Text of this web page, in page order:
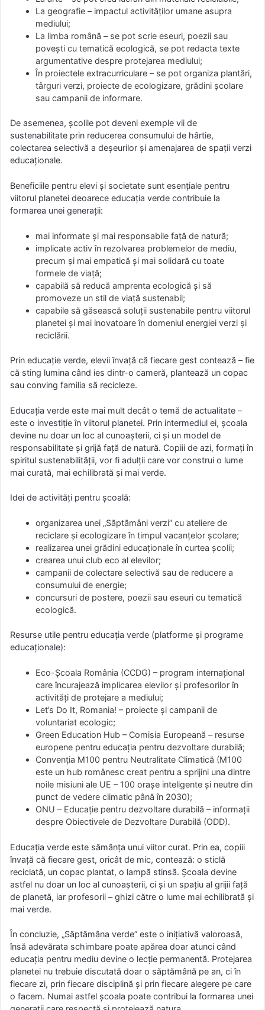
La geografie – impactul activităților umane asupra
mediului;
La limba română – se pot scrie eseuri, poezii sau
povești cu tematică ecologică, se pot redacta texte
argumentative despre protejarea mediului;
În proiectele extracurriculare – se pot organiza plantări,
târguri verzi, proiecte de ecologizare, grădini școlare
sau campanii de informare.
De asemenea, școlile pot deveni exemple vii de
sustenabilitate prin reducerea consumului de hârtie,
colectarea selectivă a deșeurilor și amenajarea de spații verzi
educaționale.
Beneficiile pentru elevi și societate sunt esenţiale pentru
viitorul planetei deoarece educația verde contribuie la
formarea unei generații:
mai informate și mai responsabile față de natură;
implicate activ în rezolvarea problemelor de mediu,
precum şi mai empatică și mai solidară cu toate
formele de viață;
capabilă să reducă amprenta ecologică și să
promoveze un stil de viață sustenabil;
capabile să găsească soluții sustenabile pentru viitorul
planetei şi mai inovatoare în domeniul energiei verzi și
reciclării.
Prin educaţie verde, elevii învață că fiecare gest contează – fie
că sting lumina când ies dintr-o cameră, plantează un copac
sau conving familia să recicleze.
Educația verde este mai mult decât o temă de actualitate –
este o investiție în viitorul planetei. Prin intermediul ei, școala
devine nu doar un loc al cunoașterii, ci și un model de
responsabilitate și grijă față de natură. Copiii de azi, formați în
spiritul sustenabilității, vor fi adulții care vor construi o lume
mai curată, mai echilibrată și mai verde.
Idei de activități pentru școală:
organizarea unei „Săptămâni verzi” cu ateliere de
reciclare și ecologizare în timpul vacanţelor şcolare;
realizarea unei grădini educaționale în curtea școlii;
crearea unui club eco al elevilor;
campanii de colectare selectivă sau de reducere a
consumului de energie;
concursuri de postere, poezii sau eseuri cu tematică
ecologică.
Resurse utile pentru educația verde (platforme și programe
educaționale):
Eco-Școala România (CCDG) – program internațional
care încurajează implicarea elevilor și profesorilor în
activități de protejare a mediului;
Let’s Do It, Romania! – proiecte și campanii de
voluntariat ecologic;
Green Education Hub – Comisia Europeană – resurse
europene pentru educația pentru dezvoltare durabilă;
Convenția M100 pentru Neutralitate Climatică (M100
este un hub românesc creat pentru a sprijini una dintre
noile misiuni ale UE – 100 orașe inteligente și neutre din
punct de vedere climatic până în 2030);
ONU – Educație pentru dezvoltare durabilă – informații
despre Obiectivele de Dezvoltare Durabilă (ODD).
Educația verde este sămânța unui viitor curat. Prin ea, copiii
învață că fiecare gest, oricât de mic, contează: o sticlă
reciclată, un copac plantat, o lampă stinsă. Școala devine
astfel nu doar un loc al cunoașterii, ci și un spațiu al grijii față
de planetă, iar profesorii – ghizi către o lume mai echilibrată și
mai verde.
În concluzie, „Săptămâna verde” este o inițiativă valoroasă,
însă adevărata schimbare poate apărea doar atunci când
educația pentru mediu devine o lecție permanentă. Protejarea
planetei nu trebuie discutată doar o săptămână pe an, ci în
fiecare zi, prin fiecare disciplină și prin fiecare alegere pe care
o facem. Numai astfel școala poate contribui la formarea unei